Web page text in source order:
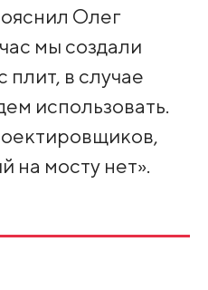
Олег
мы создали
в случае
использовать.
на мосту нет».